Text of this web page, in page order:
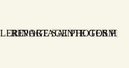
SAINTE
REPORTAGE PHOTOS